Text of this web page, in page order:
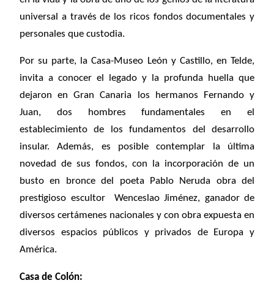
universal a través de los ricos fondos documentales y
personales que custodia.
Por su parte, la Casa-Museo León y Castillo, en Telde,
invita a conocer el legado y la profunda huella que
dejaron en Gran Canaria los hermanos Fernando y
Juan, dos hombres fundamentales en el
establecimiento de los fundamentos del desarrollo
insular. Además, es posible contemplar la última
novedad de sus fondos, con la incorporación de un
busto en bronce del poeta Pablo Neruda obra del
prestigioso escultor Wenceslao Jiménez, ganador de
diversos certámenes nacionales y con obra expuesta en
diversos espacios públicos y privados de Europa y
América.
Casa de Colón: